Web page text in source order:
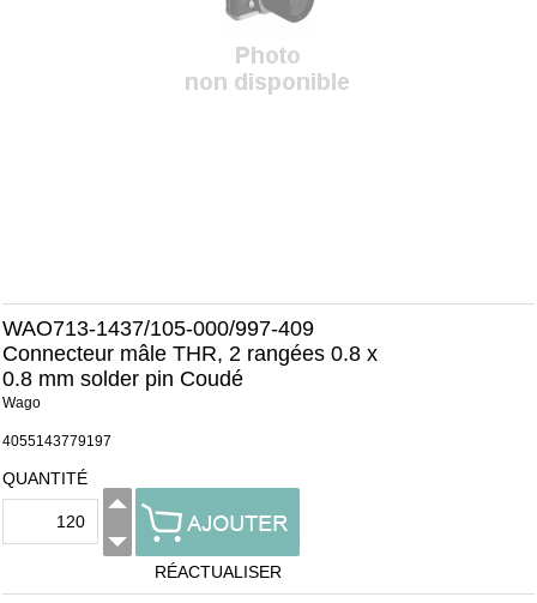
WAO713-1437/105-000/997-409
Connecteur mâle THR, 2 rangées 0.8 x
0.8 mm solder pin Coudé
Wago
4055143779197
QUANTITÉ
RÉACTUALISER